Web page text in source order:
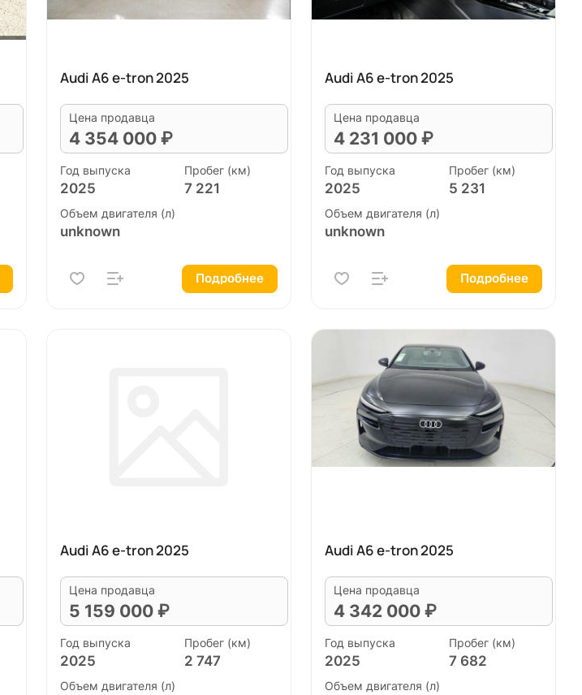
Audi A6 e-tron 2025
Цена продавца
4 354 000 ₽
Год выпуска
2025
Пробег (км)
7 221
Объем двигателя (л)
unknown
Подробнее
Audi A6 e-tron 2025
Цена продавца
4 231 000 ₽
Год выпуска
2025
Пробег (км)
5 231
Объем двигателя (л)
unknown
Подробнее
Audi A6 e-tron 2025
Цена продавца
5 159 000 ₽
Год выпуска
2025
Пробег (км)
2 747
Объем двигателя (л)
Audi A6 e-tron 2025
Цена продавца
4 342 000 ₽
Год выпуска
2025
Пробег (км)
7 682
Объем двигателя (л)